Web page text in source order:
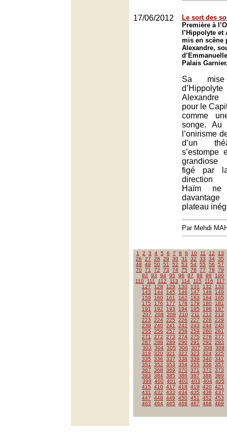
17/06/2012
Le sort des
Première à
l’Hippolyte
mis en scène
Alexandre,
Palais
Sa
Alexandre
pour le
comme
songe. Au
l’onirisme
d’un
s’estompe
grandiose
figé par
direction
Haïm ne
plateau
Par Mehdi
1 2 3 4 5 6 7 8 9 10 11 12
13
26
27 28 29 30 31 32 33 34 35
48
49 50 51 52 53 54 55 56
57
70 71 72 73 74 75 76 77 78
79
92
93 94 95 96 97 98 99
100
110
111 112 113 114 115 116
117
127
128 129 130 131 132
133
143
144 145 146 147 148
149
159
160 161 162 163 164
165
175
176 177 178 179 180
181
191
192 193 194 195 196
197
207
208 209 210 211 212
213
223
224 225 226 227 228
229
239
240 241 242 243 244 245
255
256 257 258 259 260 261
271
272 273 274 275 276
277
287
288 289 290 291 292
293
303
304 305 306 307 308
309
319
320 321 322 323 324 325
335
336 337 338 339 340 341
351
352 353 354 355 356
357
367
368 369 370 371 372
373
383
384 385 386 387 388
389
399
400 401 402 403 404 405
415
416 417 418 419 420 421
431
432 433 434 435 436
437
447
448 449 450 451 452
453
463
464 465 466 467 468 469